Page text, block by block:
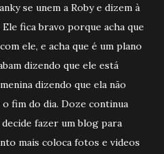
se unem a Roby e dizem à
fica bravo porque acha que
ele, e acha que é um plano
dizendo que ele está
dizendo que ela não
fim do dia. Doze continua
fazer um blog para
mais coloca fotos e videos